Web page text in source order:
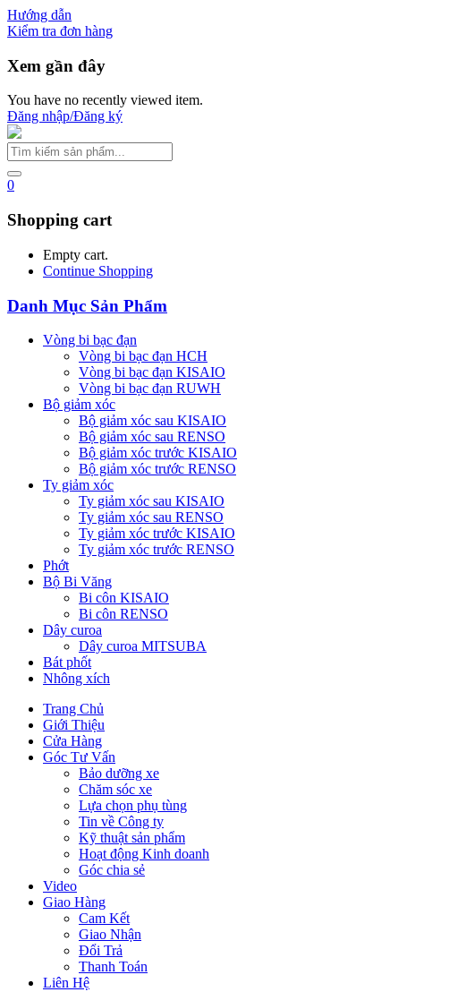
Hướng dẫn
Kiểm tra đơn hàng
Xem gần đây
You have no recently viewed item.
Đăng nhập/Đăng ký
0
Shopping cart
Empty cart.
Continue Shopping
Danh Mục Sản Phẩm
Vòng bi bạc đạn
Vòng bi bạc đạn HCH
Vòng bi bạc đạn KISAIO
Vòng bi bạc đạn RUWH
Bộ giảm xóc
Bộ giảm xóc sau KISAIO
Bộ giảm xóc sau RENSO
Bộ giảm xóc trước KISAIO
Bộ giảm xóc trước RENSO
Ty giảm xóc
Ty giảm xóc sau KISAIO
Ty giảm xóc sau RENSO
Ty giảm xóc trước KISAIO
Ty giảm xóc trước RENSO
Phớt
Bộ Bi Văng
Bi côn KISAIO
Bi côn RENSO
Dây curoa
Dây curoa MITSUBA
Bát phốt
Nhông xích
Trang Chủ
Giới Thiệu
Cửa Hàng
Góc Tư Vấn
Bảo dưỡng xe
Chăm sóc xe
Lựa chọn phụ tùng
Tin về Công ty
Kỹ thuật sản phẩm
Hoạt động Kinh doanh
Góc chia sẻ
Video
Giao Hàng
Cam Kết
Giao Nhận
Đổi Trả
Thanh Toán
Liên Hệ